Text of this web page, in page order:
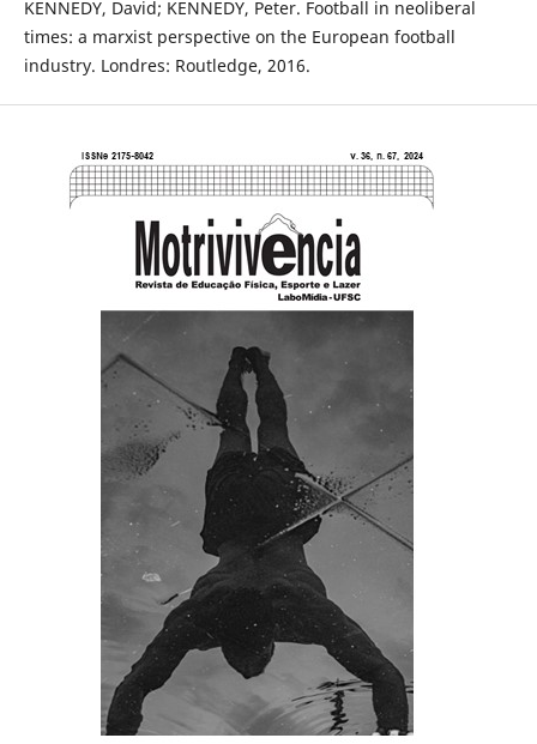
KENNEDY, David; KENNEDY, Peter. Football in neoliberal
times: a marxist perspective on the European football
industry. Londres: Routledge, 2016.